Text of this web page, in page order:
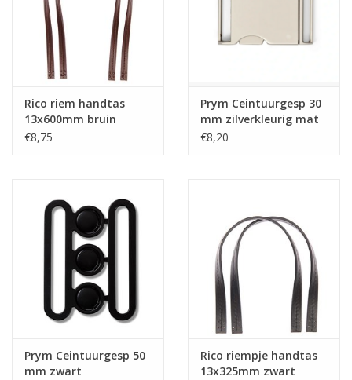
Rico riem handtas
13x600mm bruin
€8,75
Prym Ceintuurgesp 30
mm zilverkleurig mat
€8,20
Prym Ceintuurgesp 50
mm zwart
Rico riempje handtas
13x325mm zwart